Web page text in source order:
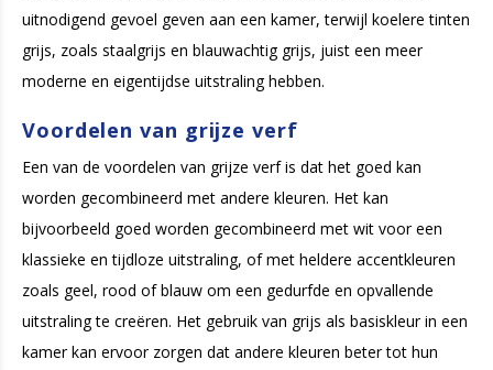
uitnodigend gevoel geven aan een kamer, terwijl koelere tinten
grijs, zoals staalgrijs en blauwachtig grijs, juist een meer
moderne en eigentijdse uitstraling hebben.
Voordelen van grijze verf
Een van de voordelen van grijze verf is dat het goed kan
worden gecombineerd met andere kleuren. Het kan
bijvoorbeeld goed worden gecombineerd met wit voor een
klassieke en tijdloze uitstraling, of met heldere accentkleuren
zoals geel, rood of blauw om een ​​gedurfde en opvallende
uitstraling te creëren. Het gebruik van grijs als basiskleur in een
kamer kan ervoor zorgen dat andere kleuren beter tot hun